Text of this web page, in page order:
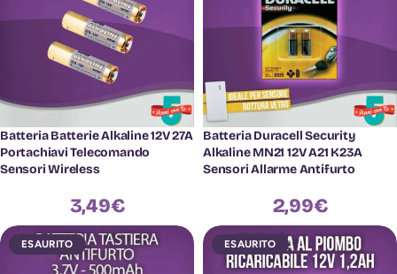
Batteria Batterie Alkaline 12V 27A
Portachiavi Telecomando
Sensori Wireless
3,49€
Batteria Duracell Security
Alkaline MN21 12V A21 K23A
Sensori Allarme Antifurto
2,99€
ESAURITO ESAURITO